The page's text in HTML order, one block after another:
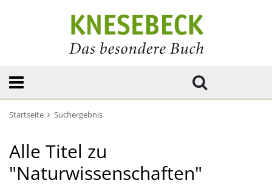
Startseite Suchergebnis
Alle Titel zu
"Naturwissenschaften"